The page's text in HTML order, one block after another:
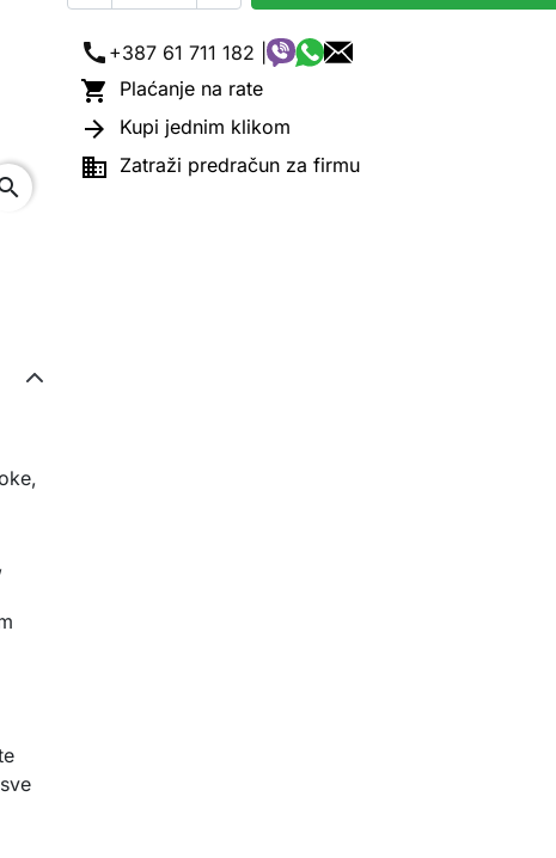
call +387 61 711 182 |
 Plaćanje na rate
 Kupi jednim klikom
 Zatraži predračun za firmu